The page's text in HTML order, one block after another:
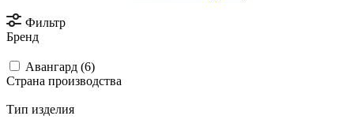
Фильтр
Бренд
Авангард (6)
Страна производства
Тип изделия